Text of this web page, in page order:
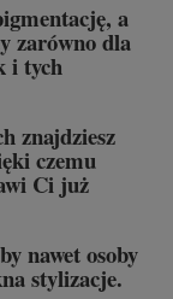
a
zarówno dla
i tych
znajdziesz
czemu
Ci już
nawet osoby
stylizacje.